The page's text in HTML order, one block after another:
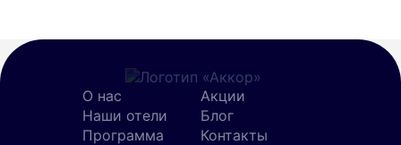
О нас
Наши отели
Программа
Акции
Блог
Контакты